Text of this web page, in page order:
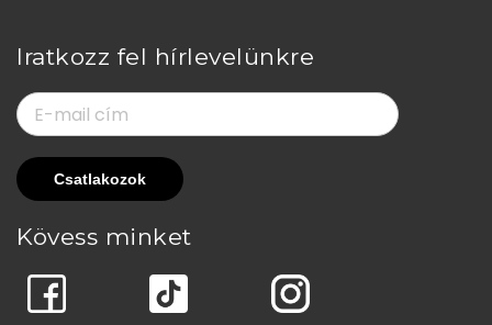
Iratkozz fel hírlevelünkre
Kövess minket